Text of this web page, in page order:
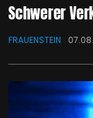
Schwerer
FRAUENSTEIN